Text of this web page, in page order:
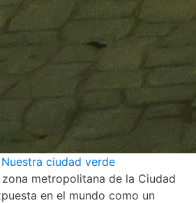
ciudad verde
metropolitana de la Ciudad
en el mundo como un